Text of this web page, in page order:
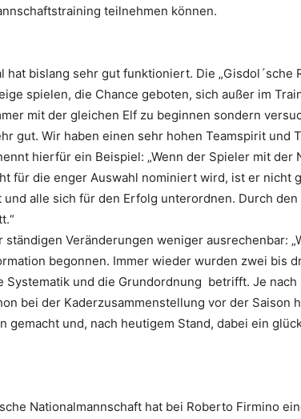
teilnehmen können.
hat bislang sehr gut funktioniert. Die „Gisdol´sche
spielen, die Chance geboten, sich außer im
mit der gleichen Elf zu beginnen sondern
gut. Wir haben einen sehr hohen Teamspirit und
hierfür ein Beispiel: „Wenn der Spieler mit der
für die enger Auswahl nominiert wird, ist er nicht
und alle sich für den Erfolg unterordnen. Durch
Veränderungen weniger ausrechenbar:
begonnen. Immer wieder wurden zwei bis
Systematik und die Grundordnung betrifft. Je
bei der Kaderzusammenstellung vor der Saison
gemacht und, nach heutigem Stand, dabei ein
Nationalmannschaft hat bei Roberto Firmino